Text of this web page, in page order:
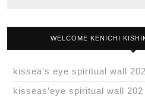
WELCOME KENICHI
kissea’s eye spiritual wall 202
kisseas’eye spiritual wall 202